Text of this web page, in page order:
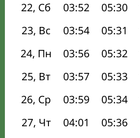
22, Сб
03:52 05:30
23, Вс
03:54 05:31
24, Пн
03:56 05:32
25, Вт
03:57 05:33
26, Ср
03:59 05:34
27, Чт
04:01 05:36